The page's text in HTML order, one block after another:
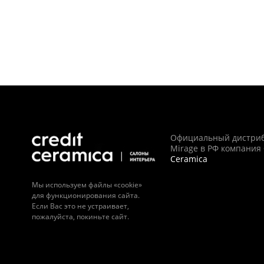
Мы используем файлы «cookie»
для функционирования сайта.
Если Вас это не устраивает,
пожалуйста, покиньте сайт.
Официальный
Mirage в РФ компания
Ceramica